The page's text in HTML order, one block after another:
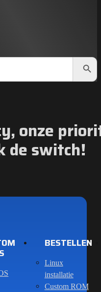
onze
de switch!
BESTELLEN
Linux
installatie
Custom ROM